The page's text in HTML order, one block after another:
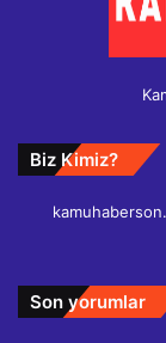
Biz Kimiz?
Son yorumlar